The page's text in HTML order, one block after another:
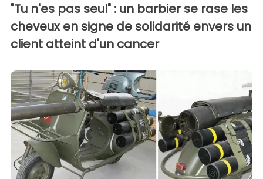
"Tu n'es pas seul" : un barbier se rase les
cheveux en signe de solidarité envers un
client atteint d'un cancer